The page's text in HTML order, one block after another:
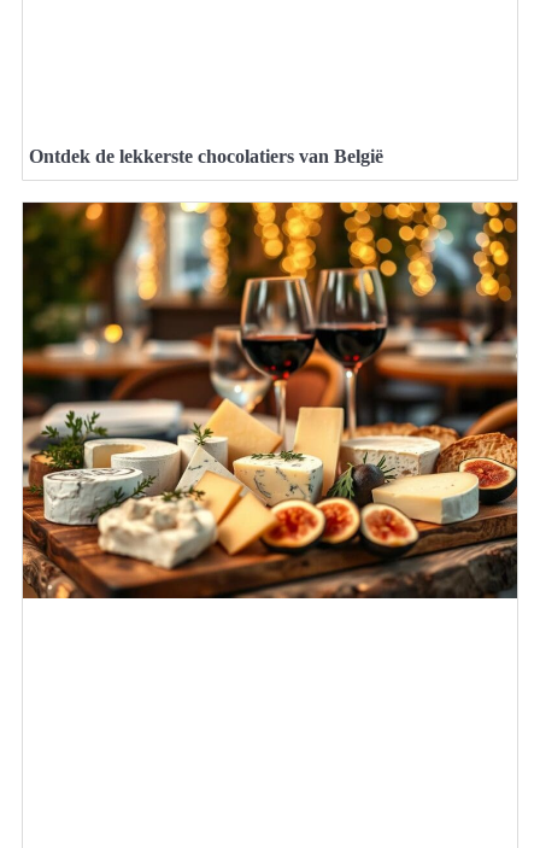
Ontdek de lekkerste chocolatiers van België